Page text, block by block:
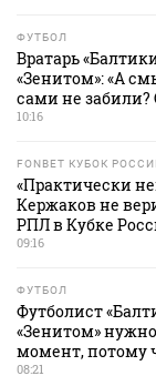
ФУТБОЛ
Вратарь
«Зенитом»: «А
сами не забили?
10:16
FONBET КУБОК
«Практически
Кержаков не
РПЛ в Кубке
09:16
ФУТБОЛ
Футболист
«Зенитом»
момент, потому
08:21